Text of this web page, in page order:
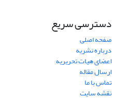
دسترسی سریع
صفحه اصلی
درباره نشریه
اعضای هیات تحریریه
ارسال مقاله
تماس با ما
نقشه سایت